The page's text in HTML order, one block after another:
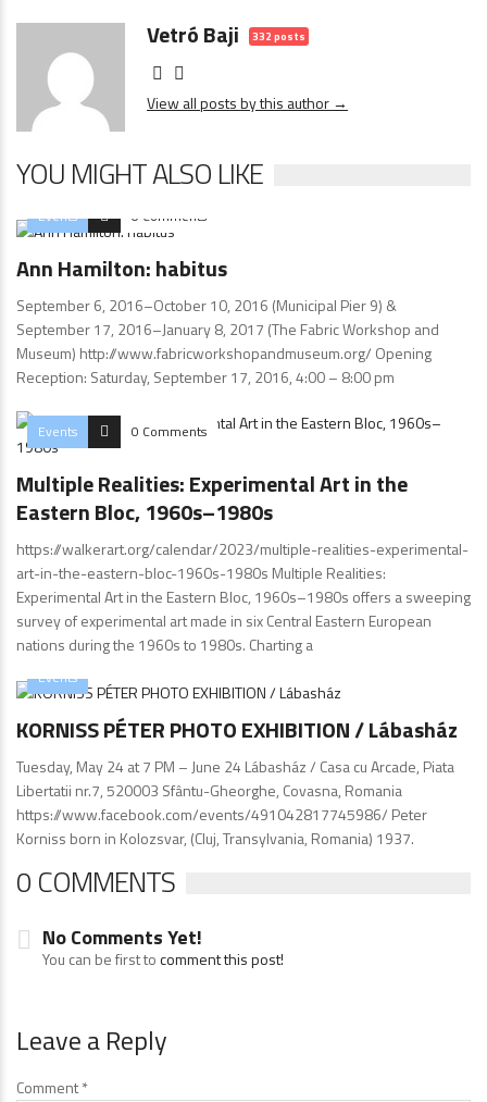
Vetró Baji 332 posts
View all posts by this author →
YOU MIGHT ALSO LIKE
Events 0 Comments
Ann Hamilton: habitus
September 6, 2016–October 10, 2016 (Municipal Pier 9) &
September 17, 2016–January 8, 2017 (The Fabric Workshop and
Museum) http://www.fabricworkshopandmuseum.org/ Opening
Reception: Saturday, September 17, 2016, 4:00 – 8:00 pm
Events 0 Comments
Multiple Realities: Experimental Art in the
Eastern Bloc, 1960s–1980s
https://walkerart.org/calendar/2023/multiple-realities-experimental-
art-in-the-eastern-bloc-1960s-1980s Multiple Realities:
Experimental Art in the Eastern Bloc, 1960s–1980s offers a sweeping
survey of experimental art made in six Central Eastern European
nations during the 1960s to 1980s. Charting a
Events
KORNISS PÉTER PHOTO EXHIBITION / Lábasház
Tuesday, May 24 at 7 PM – June 24 Lábasház / Casa cu Arcade, Piata
Libertatii nr.7, 520003 Sfântu-Gheorghe, Covasna, Romania
https://www.facebook.com/events/491042817745986/ Peter
Korniss born in Kolozsvar, (Cluj, Transylvania, Romania) 1937.
0 COMMENTS
No Comments Yet!
You can be first tocomment this post!
Leave a Reply
Comment*